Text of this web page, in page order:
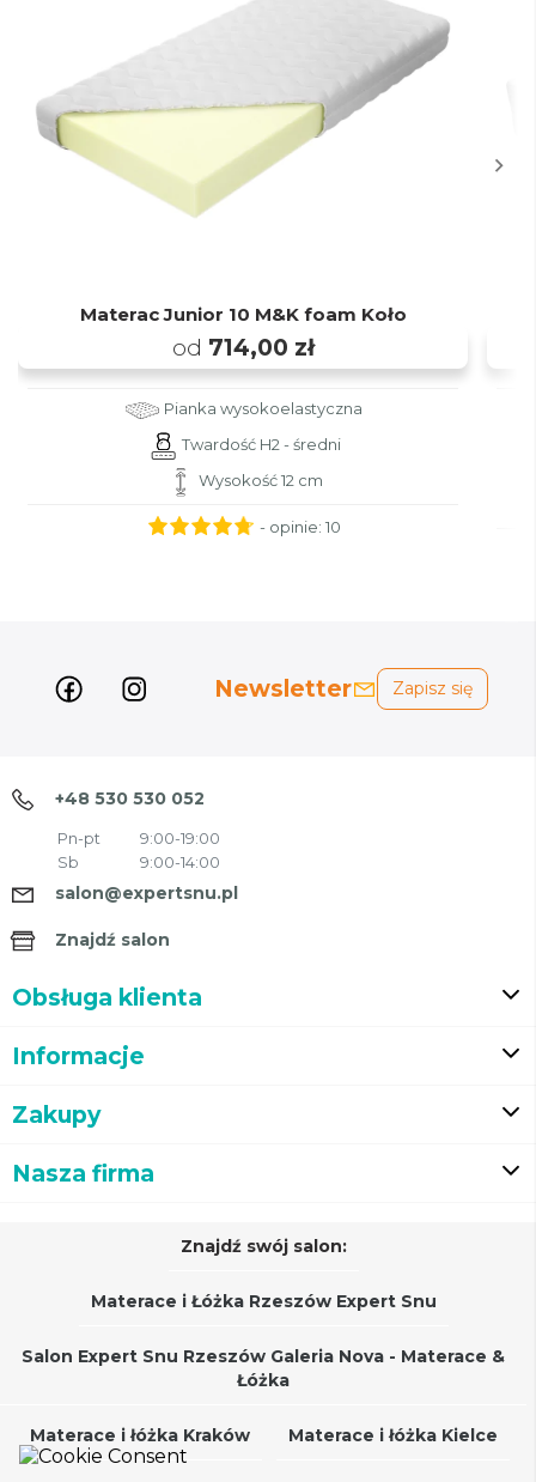
Materac Junior 10 M&K foam Koło
od 714,00 zł
Pianka wysokoelastyczna
Twardość H2 - średni
Wysokość 12 cm
- opinie: 10
Newsletter Zapisz się
+48 530 530 052
Pn-pt
9:00-19:00
Sb
9:00-14:00
salon@expertsnu.pl
Znajdź salon
Obsługa klienta
Informacje
Zakupy
Nasza firma
Znajdź swój salon:
Materace i Łóżka Rzeszów Expert Snu
Salon Expert Snu Rzeszów Galeria Nova - Materace &
Łóżka
Materace i łóżka Kraków Materace i łóżka Kielce